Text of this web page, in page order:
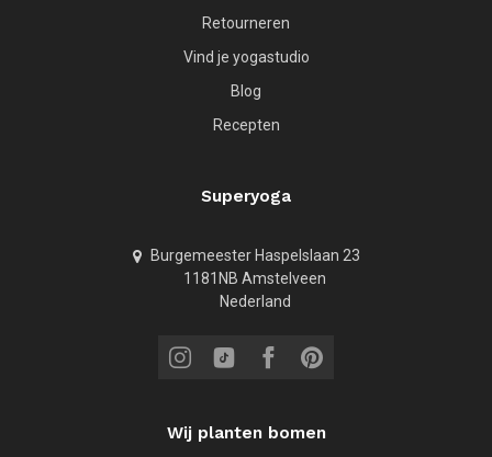
Retourneren
Vind je yogastudio
Blog
Recepten
Superyoga
Burgemeester Haspelslaan 23
1181NB Amstelveen
Nederland
Wij planten bomen